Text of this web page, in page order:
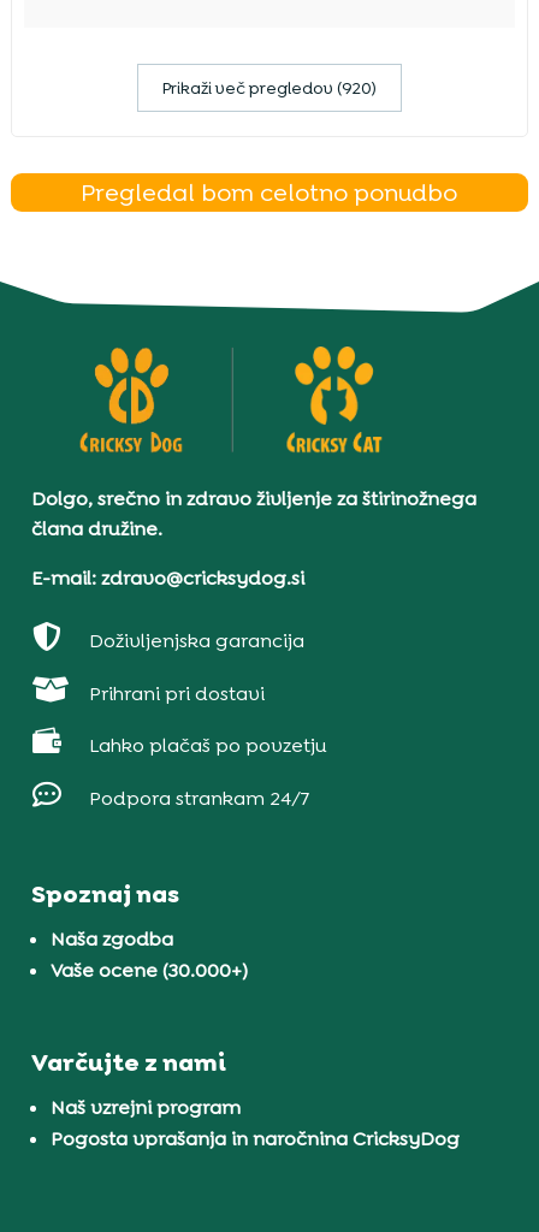
Prikaži več pregledov (920)
Pregledal bom celotno ponudbo
Dolgo, srečno in zdravo življenje za štirinožnega
člana družine.
E-mail: zdravo@cricksydog.si
 Doživljenjska garancija
 Prihrani pri dostavi
 Lahko plačaš po povzetju
 Podpora strankam 24/7
Spoznaj nas
Naša zgodba
Vaše ocene (30.000+)
Varčujte z nami
Naš vzrejni program
Pogosta vprašanja in naročnina CricksyDog